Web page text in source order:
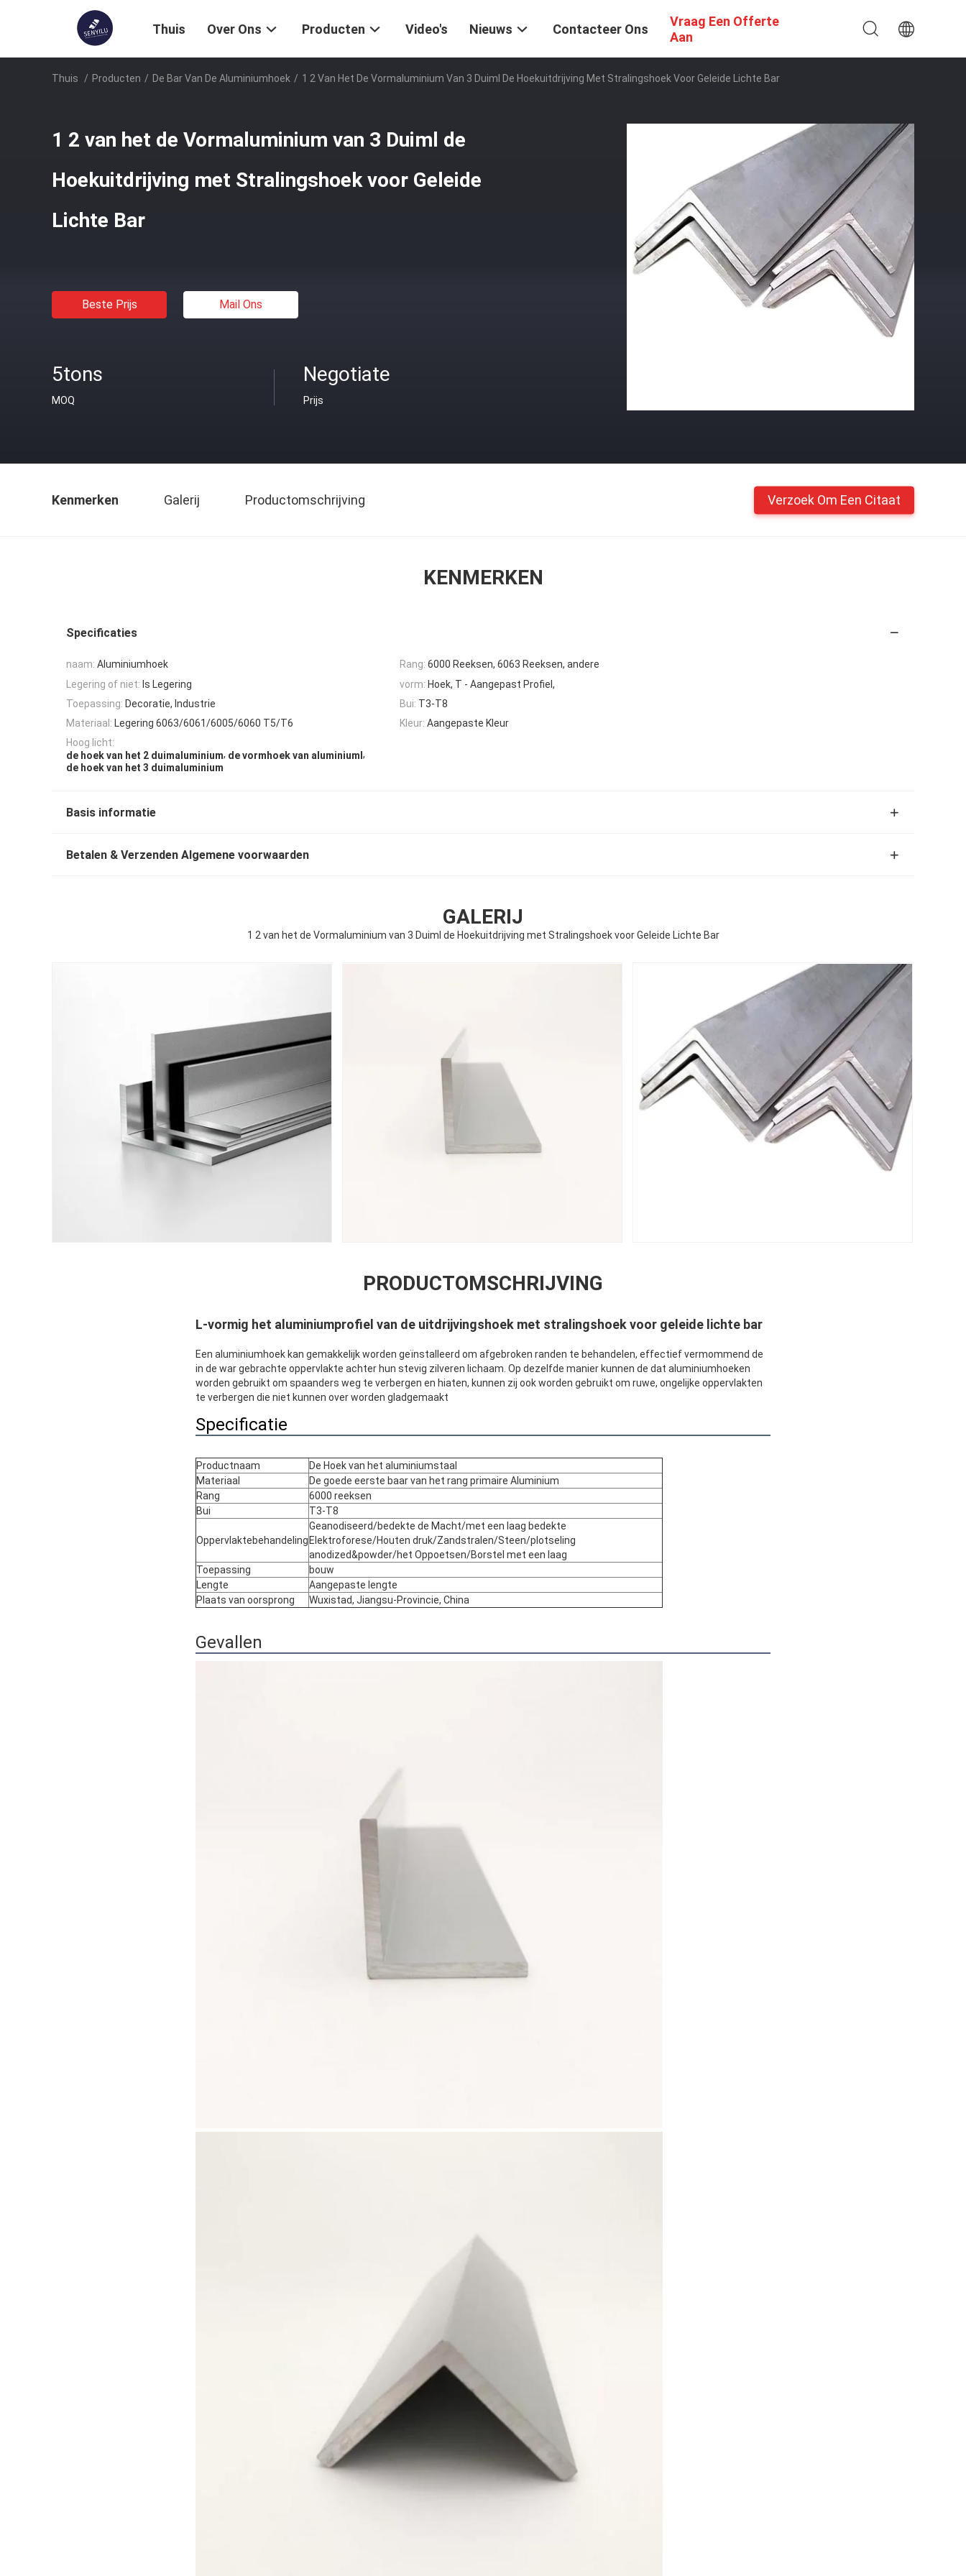
Thuis Over Ons Producten Video's Nieuws Contacteer Ons
Vraag Een Offerte
Aan
Thuis / Producten / De Bar Van De Aluminiumhoek / 1 2 Van Het De Vormaluminium Van 3 Duiml De Hoekuitdrijving Met Stralingshoek Voor Geleide Lichte Bar
1 2 van het de Vormaluminium van 3 Duiml de
Hoekuitdrijving met Stralingshoek voor Geleide
Lichte Bar
Beste Prijs Mail Ons
5tons
MOQ
Negotiate
Prijs
Kenmerken Galerij Productomschrijving Verzoek Om Een Citaat
KENMERKEN
Specificaties
naam: Aluminiumhoek Rang: 6000 Reeksen, 6063 Reeksen, andere
Legering of niet: Is Legering vorm: Hoek, T - Aangepast Profiel,
Toepassing: Decoratie, Industrie Bui: T3-T8
Materiaal: Legering 6063/6061/6005/6060 T5/T6 Kleur: Aangepaste Kleur
Hoog licht:
de hoek van het 2 duimaluminium, de vormhoek van aluminiuml ,
de hoek van het 3 duimaluminium
Basis informatie
Betalen & Verzenden Algemene voorwaarden
GALERIJ
1 2 van het de Vormaluminium van 3 Duiml de Hoekuitdrijving met Stralingshoek voor Geleide Lichte Bar
PRODUCTOMSCHRIJVING
L-vormig het aluminiumprofiel van de uitdrijvingshoek met stralingshoek voor geleide lichte bar
Een aluminiumhoek kan gemakkelijk worden geïnstalleerd om afgebroken randen te behandelen, effectief vermommend de
in de war gebrachte oppervlakte achter hun stevig zilveren lichaam. Op dezelfde manier kunnen de dat aluminiumhoeken
worden gebruikt om spaanders weg te verbergen en hiaten, kunnen zij ook worden gebruikt om ruwe, ongelijke oppervlakten
te verbergen die niet kunnen over worden gladgemaakt
Specificatie
Productnaam
De Hoek van het aluminiumstaal
Materiaal
De goede eerste baar van het rang primaire Aluminium
Rang
6000 reeksen
Bui
T3-T8
Oppervlaktebehandeling
Geanodiseerd/bedekte de Macht/met een laag bedekte
Elektroforese/Houten druk/Zandstralen/Steen/plotseling
anodized&powder/het Oppoetsen/Borstel met een laag
Toepassing
bouw
Lengte
Aangepaste lengte
Plaats van oorsprong
Wuxistad, Jiangsu-Provincie, China
Gevallen